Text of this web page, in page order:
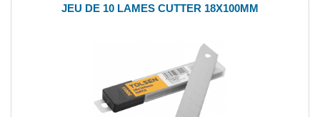
JEU DE 10 LAMES CUTTER 18X100MM